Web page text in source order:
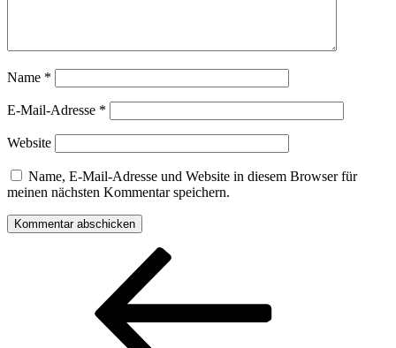
Name *
E-Mail-Adresse *
Website
Name, E-Mail-Adresse und Website in diesem Browser für
meinen nächsten Kommentar speichern.
Beitragsnavigation